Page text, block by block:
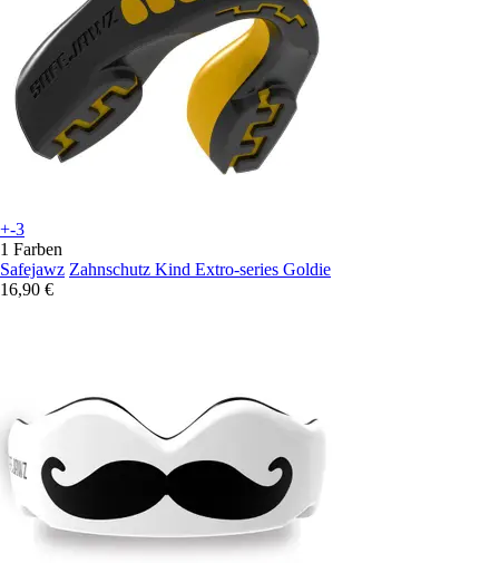
+-3
1 Farben
Safejawz Zahnschutz Kind Extro-series Goldie
16,90 €